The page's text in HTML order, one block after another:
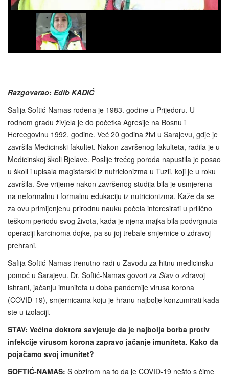
Razgovarao: Edib KADIĆ
Safija Softić-Namas rođena je 1983. godine u Prijedoru. U
rodnom gradu živjela je do početka Agresije na Bosnu i
Hercegovinu 1992. godine. Već 20 godina živi u Sarajevu, gdje je
završila Medicinski fakultet. Nakon završenog fakulteta, radila je u
Medicinskoj školi Bjelave. Poslije trećeg poroda napustila je posao
u školi i upisala magistarski iz nutricionizma u Tuzli, koji je u roku
završila. Sve vrijeme nakon završenog studija bila je usmjerena
na neformalnu i formalnu edukaciju iz nutricionizma. Kaže da se
za ovu primijenjenu prirodnu nauku počela interesirati u prilično
teškom periodu svog života, kada je njena majka bila podvrgnuta
operaciji karcinoma dojke, pa su joj trebale smjernice o zdravoj
prehrani.
Safija Softić-Namas trenutno radi u Zavodu za hitnu medicinsku
pomoć u Sarajevu. Dr. Softić-Namas govori za Stavo zdravoj
ishrani, jačanju imuniteta u doba pandemije virusa korona
(COVID-19), smjernicama koju je hranu najbolje konzumirati kada
ste u izolaciji.
STAV: Većina doktora savjetuje da je najbolja borba protiv
infekcije virusom korona zapravo jačanje imuniteta. Kako da
pojačamo svoj imunitet?
SOFTIĆ-NAMAS: S obzirom na to da je COVID-19 nešto s čime